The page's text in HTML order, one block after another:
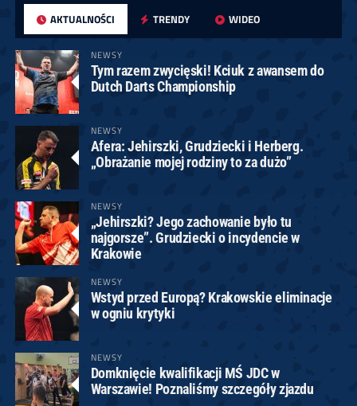
AKTUALNOŚCI TRENDY WIDEO
NEWSY
Tym razem zwycięski! Kciuk z awansem do
Dutch Darts Championship
NEWSY
Afera: Jehirszki, Grudziecki i Herberg.
„Obrażanie mojej rodziny to za dużo”
NEWSY
„Jehirszki? Jego zachowanie było tu
najgorsze”. Grudziecki o incydencie w
Krakowie
NEWSY
Wstyd przed Europą? Krakowskie eliminacje
w ogniu krytyki
NEWSY
Domknięcie kwalifikacji MŚ JDC w
Warszawie! Poznaliśmy szczegóły zjazdu